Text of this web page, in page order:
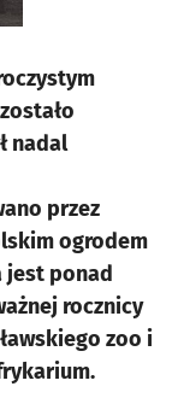
nadal
przez
ogrodem
jest ponad
rocznicy
zoo i